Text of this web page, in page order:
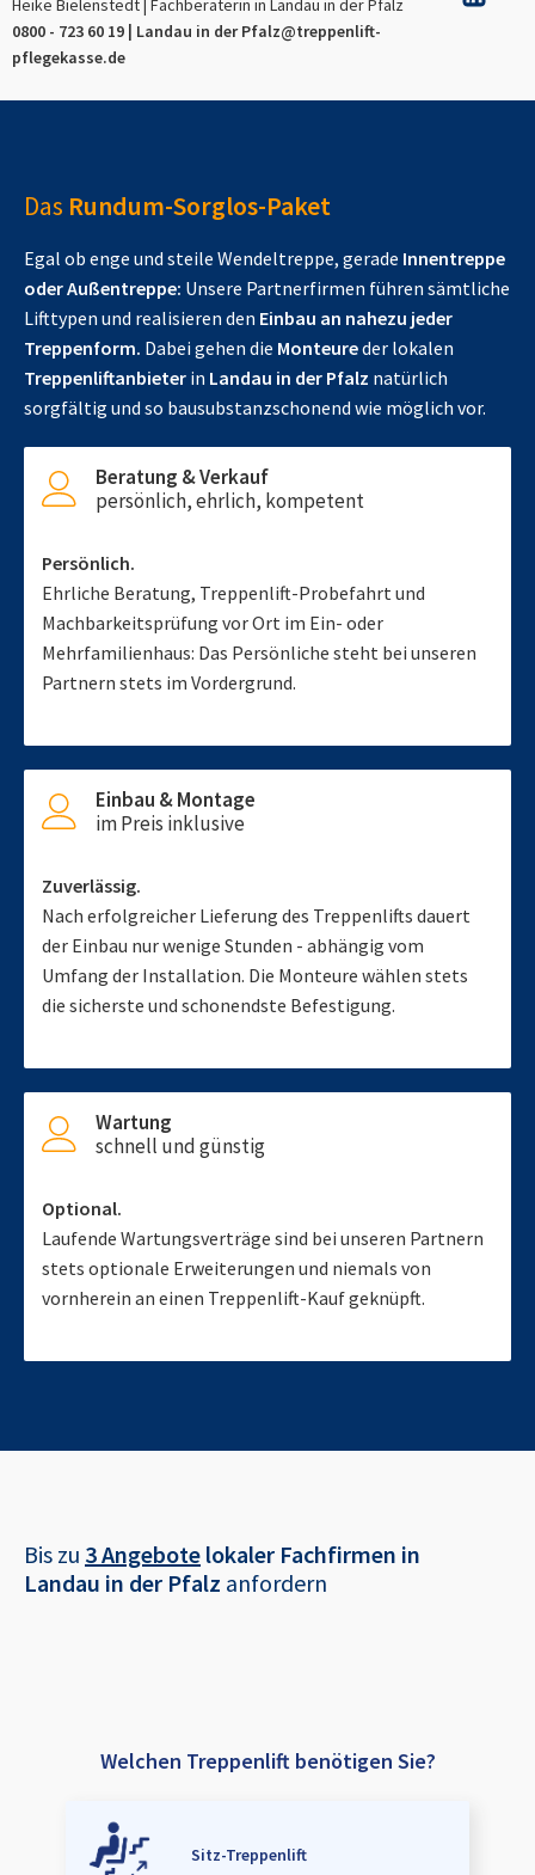
Heike Bielenstedt | Fachberaterin in Landau in der Pfalz
0800 - 723 60 19 | Landau in der Pfalz@treppenlift-
pflegekasse.de
Das Rundum-Sorglos-Paket
Egal ob enge und steile Wendeltreppe, gerade Innentreppe
oder Außentreppe: Unsere Partnerfirmen führen sämtliche
Lifttypen und realisieren den Einbau an nahezu jeder
Treppenform. Dabei gehen die Monteureder lokalen
Treppenliftanbieter in Landau in der Pfalz natürlich
sorgfältig und so bausubstanzschonend wie möglich vor.
Beratung & Verkauf
persönlich, ehrlich, kompetent
Persönlich.
Ehrliche Beratung, Treppenlift-Probefahrt und
Machbarkeitsprüfung vor Ort im Ein- oder
Mehrfamilienhaus: Das Persönliche steht bei unseren
Partnern stets im Vordergrund.
Einbau & Montage
im Preis inklusive
Zuverlässig.
Nach erfolgreicher Lieferung des Treppenlifts dauert
der Einbau nur wenige Stunden - abhängig vom
Umfang der Installation. Die Monteure wählen stets
die sicherste und schonendste Befestigung.
Wartung
schnell und günstig
Optional.
Laufende Wartungsverträge sind bei unseren Partnern
stets optionale Erweiterungen und niemals von
vornherein an einen Treppenlift-Kauf geknüpft.
Bis zu 3 Angebote lokaler Fachfirmen in
Landau in der Pfalz anfordern
Welchen Treppenlift benötigen Sie?
Sitz-Treppenlift